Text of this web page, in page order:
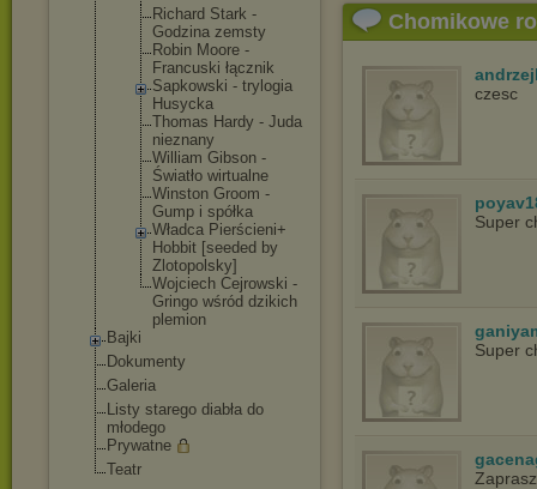
Richard Stark -
Godzina zemsty
Robin Moore -
Francuski łącznik
Sapkowski - trylogia
Husycka
Thomas Hardy - Juda
nieznany
William Gibson -
Światło wirtualne
Winston Groom -
Gump i spółka
Władca Pierścieni+
Hobbit [seeded by
Zlotopolsky]
Wojciech Cejrowski -
Gringo wśród dzikich
plemion
Bajki
Dokumenty
Galeria
Listy starego diabła do
młodego
Prywatne
Teatr
Chomikowe
czesc
Super
Super